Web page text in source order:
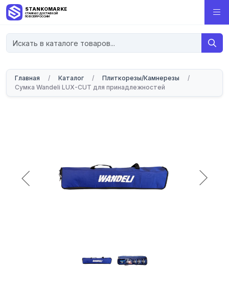
STANKOMARKET
СТАНКИ С ДОСТАВКОЙ
ПО ВСЕЙ РОССИИ
Главная / Каталог / Плиткорезы/Камнерезы
/
Сумка Wandeli LUX-CUT для принадлежностей